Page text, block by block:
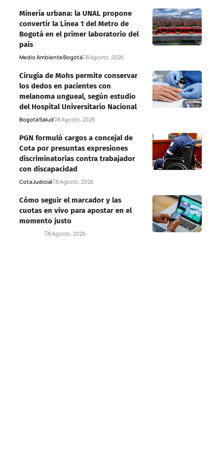
Minería urbana: la UNAL propone
convertir la Línea 1 del Metro de
Bogotá en el primer laboratorio del
país
Medio AmbienteBogotá 8 Agosto, 2026
Cirugía de Mohs permite conservar
los dedos en pacientes con
melanoma ungueal, según estudio
del Hospital Universitario Nacional
BogotáSalud 8 Agosto, 2026
PGN formuló cargos a concejal de
Cota por presuntas expresiones
discriminatorias contra trabajador
con discapacidad
CotaJudicial 8 Agosto, 2026
Cómo seguir el marcador y las
cuotas en vivo para apostar en el
momento justo
8 Agosto, 2026